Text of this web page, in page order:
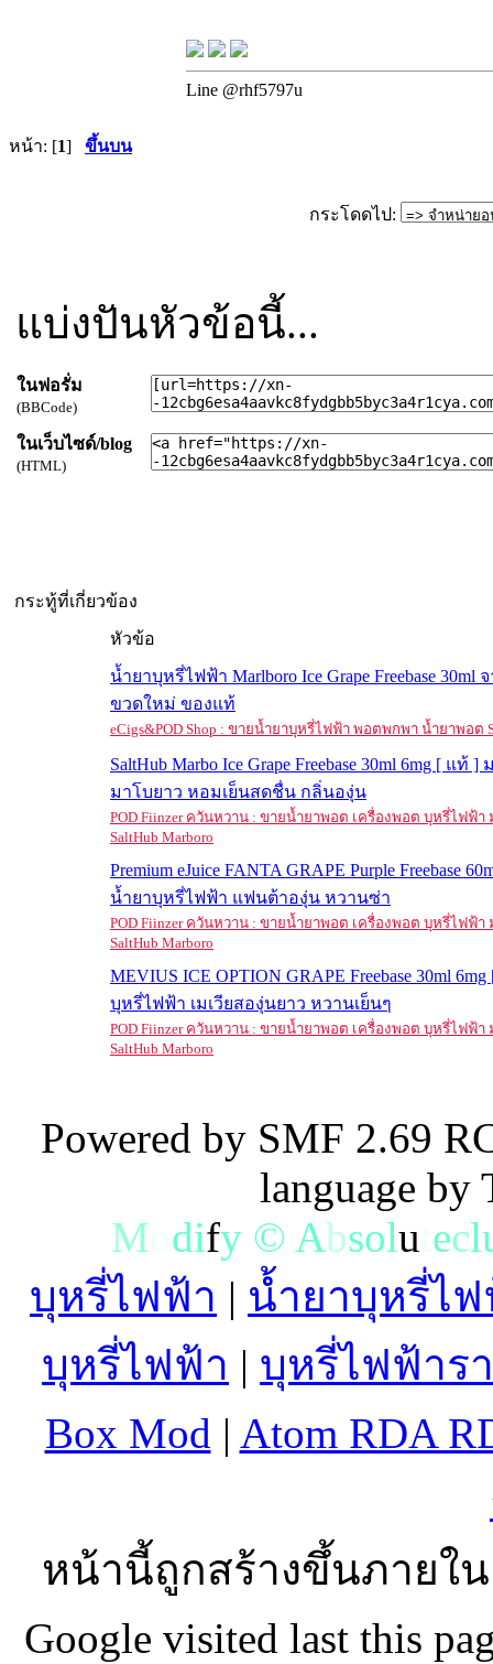
Line @rhf5797u
หน้า: [1] ขึ้นบน
กระโดดไป:
แบ่งปันหัวข้อนี้...
ในฟอรั่ม
(BBCode)
ในเว็บไซด์/blog
(HTML)
กระทู้ที่เกี่ยวข้อง
หัวข้อ
น้ำยาบุหรี่ไฟฟ้า Marlboro Ice Grape Freebase 30ml
ขวดใหม่ ของแท้
eCigs&POD Shop : ขายน้ำยาบุหรี่ไฟฟ้า พอตพกพา น้ำยาพอต
SaltHub Marbo Ice Grape Freebase 30ml 6mg [ แท้
มาโบยาว หอมเย็นสดชื่น กลิ่นองุ่น
POD Fiinzer ควันหวาน : ขายน้ำยาพอต เครื่องพอต บุหรี่ไฟฟ้า
SaltHub Marboro
Premium eJuice FANTA GRAPE Purple Freebase
น้ำยาบุหรี่ไฟฟ้า แฟนต้าองุ่น หวานซ่า
POD Fiinzer ควันหวาน : ขายน้ำยาพอต เครื่องพอต บุหรี่ไฟฟ้า
SaltHub Marboro
MEVIUS ICE OPTION GRAPE Freebase 30ml
บุหรี่ไฟฟ้า เมเวียสองุ่นยาว หวานเย็นๆ
POD Fiinzer ควันหวาน : ขายน้ำยาพอต เครื่องพอต บุหรี่ไฟฟ้า
SaltHub Marboro
Powered by SMF 2.69
language
M dify © Absolu ecl
บุหรี่ไฟฟ้า | น้ำยาบุหรี่ไ
บุหรี่ไฟฟ้า | บุหรี่ไฟฟ้าร
Box Mod | Atom RDA
หน้านี้ถูกสร้างขึ้นภายใน
Google visited last this